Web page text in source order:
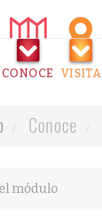
CONOCE VISITA
Conoce